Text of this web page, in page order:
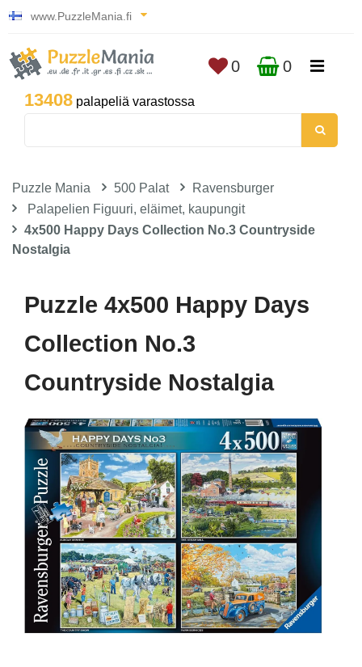
www.PuzzleMania.fi
13408 palapeliä varastossa
0 0
Puzzle Mania 500 Palat
Ravensburger
Palapelien Figuuri, eläimet, kaupungit
4x500 Happy Days Collection No.3 Countryside
Nostalgia
Puzzle 4x500 Happy Days
Collection No.3
Countryside Nostalgia